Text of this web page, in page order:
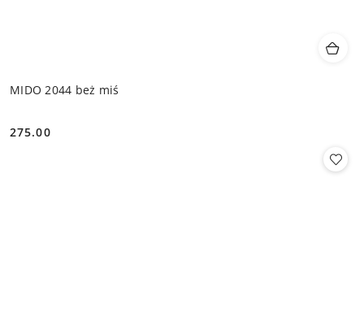
MIDO 2044 beż miś
Cena:
275.00